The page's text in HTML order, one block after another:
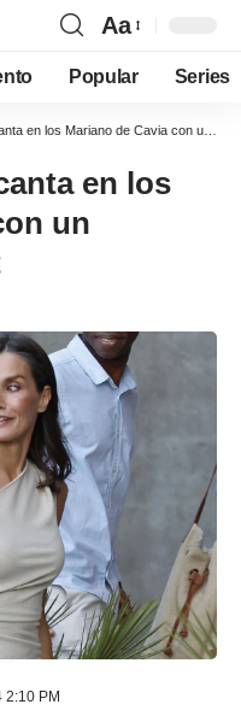
Aa
Popular Series
Mariano de Cavia con un espectacular outfit
en los
un
PM